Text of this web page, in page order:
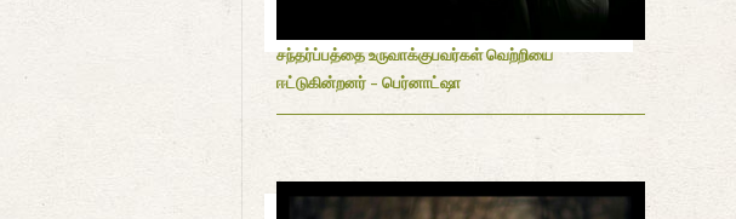
சந்தர்ப்பத்தை உருவாக்குபவர்கள் வெற்றியை
ஈட்டுகின்றனர் - பெர்னாட்ஷா